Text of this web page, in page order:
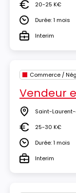
Salaire20-25 K€
DuréeDurée: 1 mois
TypeInterim
Commerce /
Vendeur
Lieu Saint-
Salaire25-30 K€
DuréeDurée: 1 mois
TypeInterim